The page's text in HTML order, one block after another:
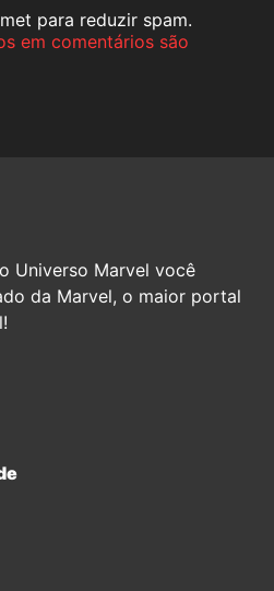
para reduzir spam.
em comentários são
Universo Marvel você
da Marvel, o maior portal